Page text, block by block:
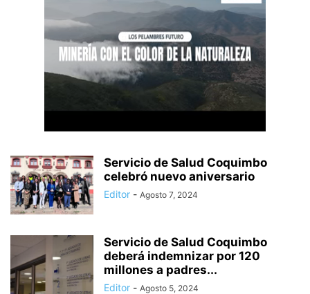
Servicio de Salud Coquimbo
celebró nuevo aniversario
Editor - Agosto 7, 2024
Servicio de Salud Coquimbo
deberá indemnizar por 120
millones a padres...
Editor - Agosto 5, 2024